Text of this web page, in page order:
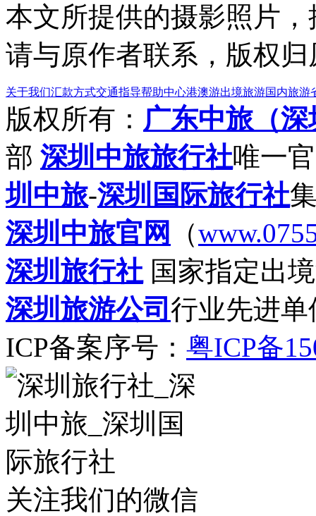
本文所提供的摄影照片
请与原作者联系，版权
关于我们汇款方式交通指导帮助中心港澳游出境旅游国内旅游
版权所有： 广东中旅（
部 深圳中旅旅行社唯一
圳中旅-深圳国际旅行社
深圳中旅官网
（
深圳旅行社 国家指定出
深圳旅游公司 行业先进单
ICP备案序号： 粤ICP备
关注我们的微信